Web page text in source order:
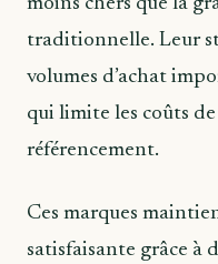
traditionnelle. Leur
volumes d’achat
qui limite les coûts
référencement.
Ces marques
satisfaisante grâce à